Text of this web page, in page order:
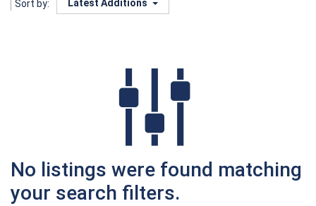
Sort by: Latest Additions
No listings were found matching
your search filters.